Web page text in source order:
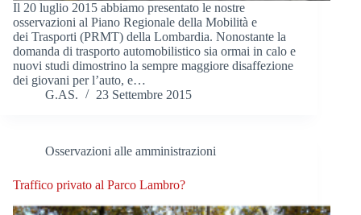
Il 20 luglio 2015 abbiamo presentato le nostre
osservazioni al Piano Regionale della Mobilità e
dei Trasporti (PRMT) della Lombardia. Nonostante la
domanda di trasporto automobilistico sia ormai in calo e
nuovi studi dimostrino la sempre maggiore disaffezione
dei giovani per l’auto, e…
G.AS.
23 Settembre 2015
Osservazioni alle amministrazioni
Traffico privato al Parco Lambro?